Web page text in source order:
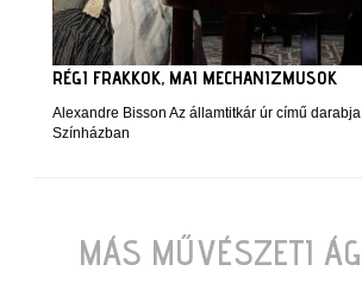
RÉGI FRAKKOK, MAI MECHANIZMUSOK
Alexandre Bisson Az államtitkár úr című
Színházban
MÁS MŰVÉSZETI